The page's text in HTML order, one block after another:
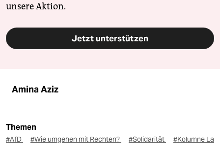
unsere Aktion.
Jetzt unterstützen
Amina Aziz
Themen
#AfD #Wie umgehen mit Rechten? #Solidarität
#Kolumne La